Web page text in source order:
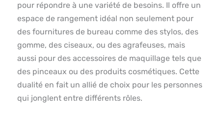
pour répondre à une variété de besoins. Il offre un
espace de rangement idéal non seulement pour
des fournitures de bureau comme des stylos, des
gomme, des ciseaux, ou des agrafeuses, mais
aussi pour des accessoires de maquillage tels que
des pinceaux ou des produits cosmétiques. Cette
dualité en fait un allié de choix pour les personnes
qui jonglent entre différents rôles.